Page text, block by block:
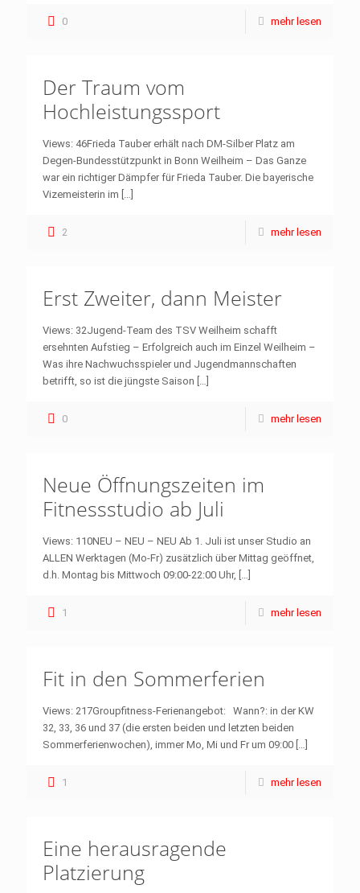
0 mehr lesen
Der Traum vom
Hochleistungssport
Views: 46Frieda Tauber erhält nach DM-Silber Platz am
Degen-Bundesstützpunkt in Bonn Weilheim – Das Ganze
war ein richtiger Dämpfer für Frieda Tauber. Die bayerische
Vizemeisterin im […]
2 mehr lesen
Erst Zweiter, dann Meister
Views: 32Jugend-Team des TSV Weilheim schafft
ersehnten Aufstieg – Erfolgreich auch im Einzel Weilheim –
Was ihre Nachwuchsspieler und Jugendmannschaften
betrifft, so ist die jüngste Saison […]
0 mehr lesen
Neue Öffnungszeiten im
Fitnessstudio ab Juli
Views: 110NEU – NEU – NEU Ab 1. Juli ist unser Studio an
ALLEN Werktagen (Mo-Fr) zusätzlich über Mittag geöffnet,
d.h. Montag bis Mittwoch 09:00-22:00 Uhr, […]
1 mehr lesen
Fit in den Sommerferien
Views: 217Groupfitness-Ferienangebot: Wann?: in der KW
32, 33, 36 und 37 (die ersten beiden und letzten beiden
Sommerferienwochen), immer Mo, Mi und Fr um 09:00 […]
1 mehr lesen
Eine herausragende
Platzierung